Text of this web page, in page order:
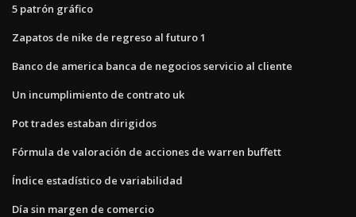
5 patrón gráfico
Zapatos de nike de regreso al futuro 1
Banco de america banca de negocios servicio al cliente
Un incumplimiento de contrato uk
Pot trades estaban dirigidos
Fórmula de valoración de acciones de warren buffett
Índice estadístico de variabilidad
Día sin margen de comercio